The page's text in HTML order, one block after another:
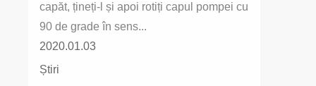
capăt, țineți-l și apoi rotiți capul pompei cu
90 de grade în sens...
2020.01.03
Știri